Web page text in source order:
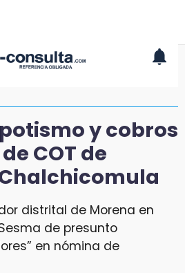
y cobros
COT de
distrital de Morena en
de presunto
en nómina de